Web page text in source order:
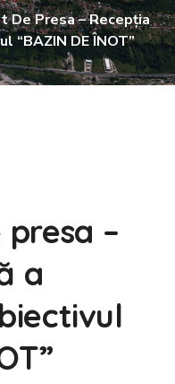
De Presa – Recepţia
“BAZIN DE ÎNOT”
–
a